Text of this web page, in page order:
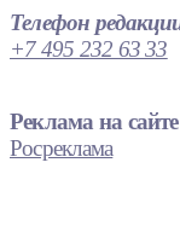
Телефон
+7 495 232 63 33
Реклама на сайте
Росреклама